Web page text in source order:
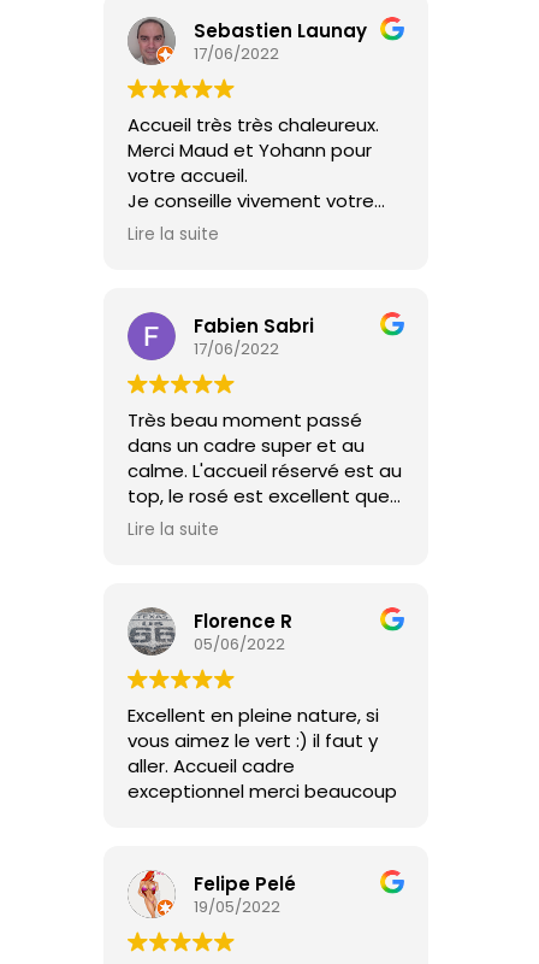
Sebastien Launay
17/06/2022
Accueil très très chaleureux.
Merci Maud et Yohann pour
votre accueil.
Je conseille vivement votre
mini ferme qui a tout d'une
Lire la suite
Fabien Sabri
17/06/2022
Très beau moment passé
dans un cadre super et au
calme. L'accueil réservé est au
top, le rosé est excellent que
demander de plus !
Lire la suite
Florence R
05/06/2022
Excellent en pleine nature, si
vous aimez le vert :) il faut y
aller. Accueil cadre
exceptionnel merci beaucoup
Felipe Pelé
19/05/2022